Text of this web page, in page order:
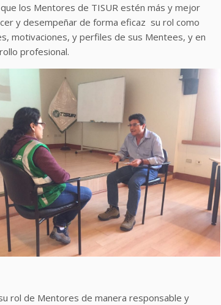
los Mentores de TISUR estén más y mejor
y desempeñar de forma eficaz su rol como
motivaciones, y perfiles de sus Mentees, y en
profesional.
rol de Mentores de manera responsable y